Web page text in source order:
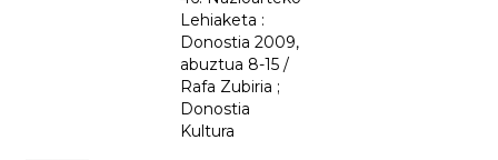
Lehiaketa :
Donostia 2009,
abuztua 8-15 /
Rafa Zubiria ;
Donostia
Kultura